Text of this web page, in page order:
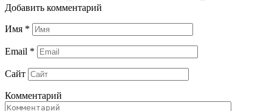
Добавить комментарий
Имя *
Email *
Сайт
Комментарий